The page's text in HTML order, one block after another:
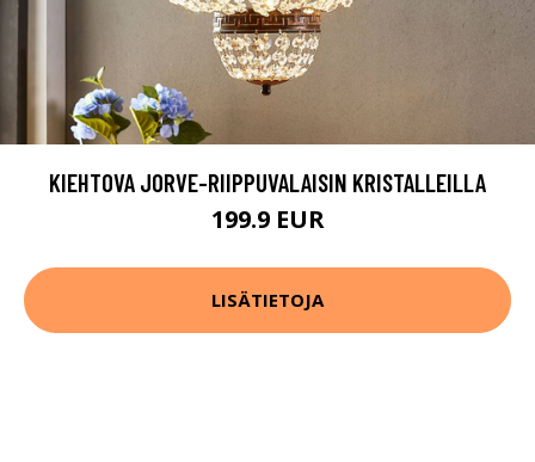
KIEHTOVA JORVE-RIIPPUVALAISIN KRISTALLEILLA
199.9 EUR
LISÄTIETOJA